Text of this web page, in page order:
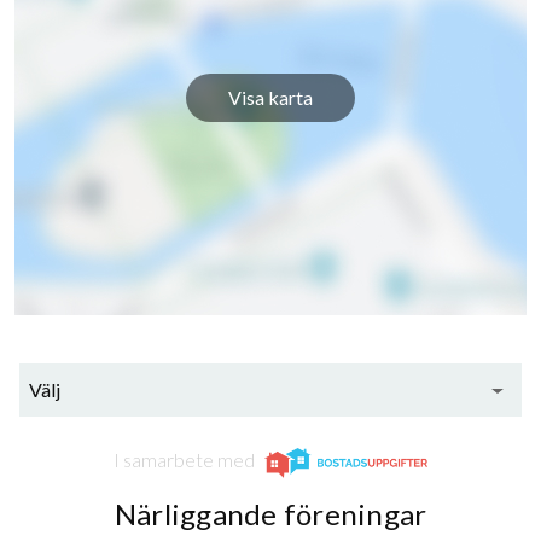
Visa karta
Välj
I samarbete med
Närliggande föreningar